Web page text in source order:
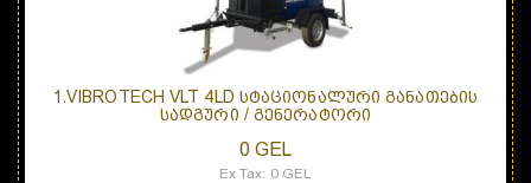
1.VIBROTECH VLT 4LD ᲡᲢᲐᲪᲘᲝᲜᲐᲚᲣᲠᲘ ᲒᲐᲜᲐᲗᲔᲑᲘᲡ
ᲡᲐᲓᲒᲣᲠᲘ / ᲒᲔᲜᲔᲠᲐᲢᲝᲠᲘ
0 GEL
Ex Tax: 0 GEL